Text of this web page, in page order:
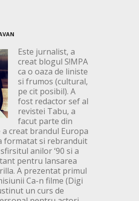
Este jurnalist, a
creat blogul S!MPA
ca o oaza de liniste
si frumos (cultural,
pe cit posibil). A
fost redactor sef al
revistei Tabu, a
facut parte din
a creat brandul Europa
formatat si rebranduit
anilor ‘90 si a
pentru lansarea
A prezentat primul
Ca-n filme (Digi
un curs de